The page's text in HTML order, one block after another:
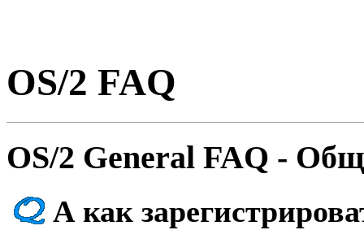
OS/2 FAQ
OS/2 General FAQ -
А как